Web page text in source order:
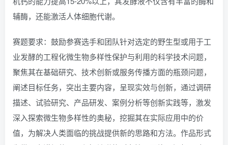
辅酶，还能激活人体细胞代谢。
赛题要求：鼓励参赛选手和团队针对选定的野生型或用于工
业发酵的工程化微生物多样性保护与利用的科学技术问题，
聚焦其在基础研究、技术创新或服务传播方面的瓶颈问题，
阐述目标任务，突出主要内容，呈现实效与创新，通过调研
描述、试验研究、产品研发、案例分析等创新实践等，激发
深入探索微生物多样性的奥秘，挖掘其在实际应用中的价
值，为解决人类面临的挑战提供新的思路和方法。作品形式